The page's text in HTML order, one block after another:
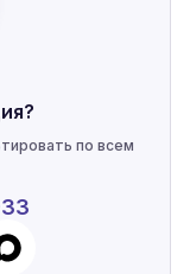
по всем